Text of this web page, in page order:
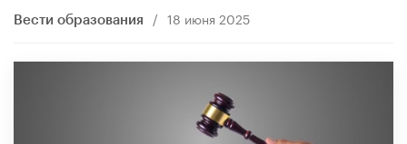
Вести образования / 18 июня 2025